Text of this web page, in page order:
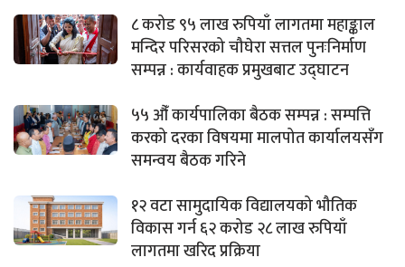
८ करोड ९५ लाख रुपियाँ लागतमा महाङ्काल
मन्दिर परिसरको चौघेरा सत्तल पुनःनिर्माण
सम्पन्न : कार्यवाहक प्रमुखबाट उद्घाटन
५५ औँ कार्यपालिका बैठक सम्पन्न : सम्पत्ति
करको दरका विषयमा मालपोत कार्यालयसँग
समन्वय बैठक गरिने
१२ वटा सामुदायिक विद्यालयको भौतिक
विकास गर्न ६२ करोड २८ लाख रुपियाँ
लागतमा खरिद प्रक्रिया